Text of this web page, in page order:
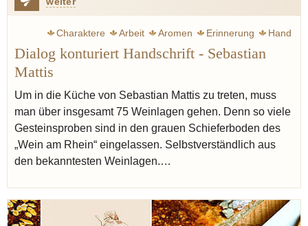
Charaktere Arbeit Aromen Erinnerung
Hand
Müller Dieter
Dialog konturiert Handschrift - Sebastian
Mattis
Um in die Küche von Sebastian Mattis zu treten, muss
man über insgesamt 75 Weinlagen gehen. Denn so viele
Gesteinsproben sind in den grauen Schieferboden des
„Wein am Rhein“ eingelassen. Selbstverständlich aus
den bekanntesten Weinlagen.…